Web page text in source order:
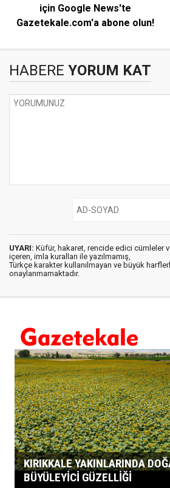
için Google News'te
Gazetekale.com'a abone olun!
HABERE YORUM KAT
UYARI: Küfür, hakaret, rencide edici cümleler
içeren, imla kuralları ile yazılmamış,
Türkçe karakter kullanılmayan ve büyük
onaylanmamaktadır.